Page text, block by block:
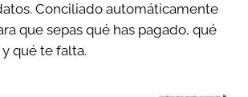
Conciliado automáticamente
que sepas qué has pagado, qué
qué te falta.